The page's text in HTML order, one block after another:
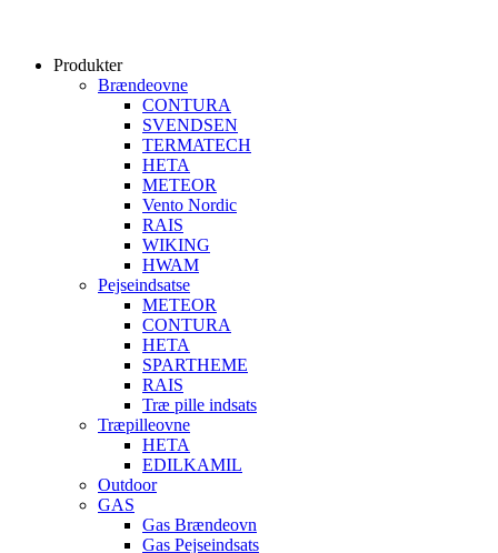
Produkter
Brændeovne
CONTURA
SVENDSEN
TERMATECH
HETA
METEOR
Vento Nordic
RAIS
WIKING
HWAM
Pejseindsatse
METEOR
CONTURA
HETA
SPARTHEME
RAIS
Træ pille indsats
Træpilleovne
HETA
EDILKAMIL
Outdoor
GAS
Gas Brændeovn
Gas Pejseindsats